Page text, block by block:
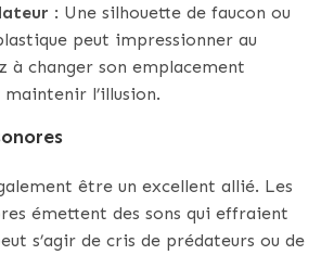
: Une silhouette de faucon ou
peut impressionner au
à changer son emplacement
l’illusion.
être un excellent allié. Les
émettent des sons qui effraient
s’agir de cris de prédateurs ou de